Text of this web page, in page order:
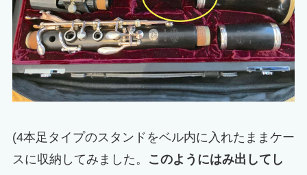
(4本足タイプのスタンドをベル内に入れたままケー
スに収納してみました。
このようにはみ出してし